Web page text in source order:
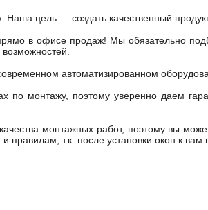
цель — создать качественный
в офисе продаж! Мы обязательно
автоматизированном
по монтажу, поэтому уверенно даем
монтажных работ, поэтому вы
т.к. после установки окон к вам